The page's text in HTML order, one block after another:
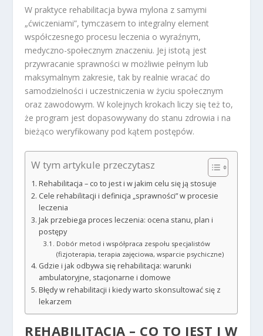
W praktyce rehabilitacja bywa mylona z samymi
„ćwiczeniami”, tymczasem to integralny element
współczesnego procesu leczenia o wyraźnym,
medyczno-społecznym znaczeniu. Jej istotą jest
przywracanie sprawności w możliwie pełnym lub
maksymalnym zakresie, tak by realnie wracać do
samodzielności i uczestniczenia w życiu społecznym
oraz zawodowym. W kolejnych krokach liczy się też to,
że program jest dopasowywany do stanu zdrowia i na
bieżąco weryfikowany pod kątem postępów.
W tym artykule przeczytasz
Rehabilitacja – co to jest i w jakim celu się ją stosuje
Cele rehabilitacji i definicja „sprawności” w procesie
leczenia
Jak przebiega proces leczenia: ocena stanu, plan i
postępy
Dobór metod i współpraca zespołu specjalistów
(fizjoterapia, terapia zajęciowa, wsparcie psychiczne)
Gdzie i jak odbywa się rehabilitacja: warunki
ambulatoryjne, stacjonarne i domowe
Błędy w rehabilitacji i kiedy warto skonsultować się z
lekarzem
REHABILITACJA – CO TO JEST I W